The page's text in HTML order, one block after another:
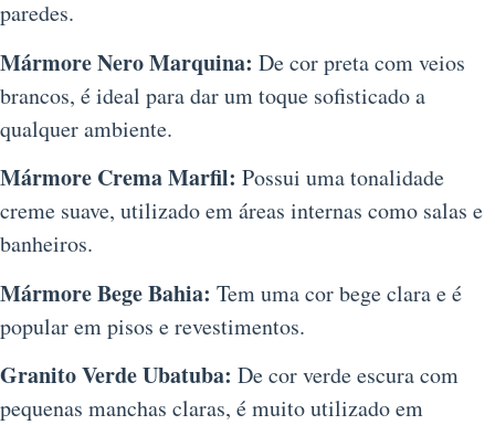
paredes.
Mármore Nero Marquina: De cor preta com veios
brancos, é ideal para dar um toque sofisticado a
qualquer ambiente.
Mármore Crema Marfil: Possui uma tonalidade
creme suave, utilizado em áreas internas como salas e
banheiros.
Mármore Bege Bahia: Tem uma cor bege clara e é
popular em pisos e revestimentos.
Granito Verde Ubatuba: De cor verde escura com
pequenas manchas claras, é muito utilizado em